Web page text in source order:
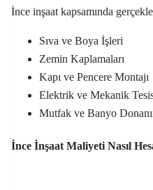
İnce inşaat kapsamında
Sıva ve Boya İşleri
Zemin Kaplamaları
Kapı ve Pencere Montajı
Elektrik ve Mekanik
Mutfak ve Banyo
İnce İnşaat Maliyeti Nasıl